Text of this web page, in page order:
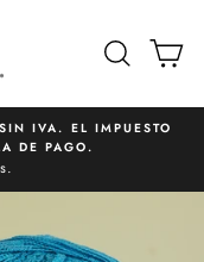
IVA. EL IMPUESTO
DE PAGO.